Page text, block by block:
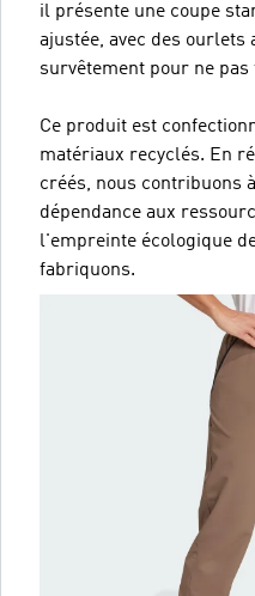
il présente une coupe
ajustée, avec des ourlets
survêtement pour ne pas
Ce produit est
matériaux recyclés. En
créés, nous contribuons
dépendance aux
l'empreinte écologique
fabriquons.